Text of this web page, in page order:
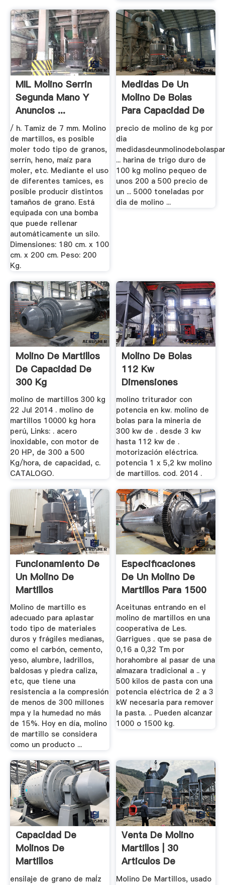
MIL Molino Serrin
Segunda Mano Y
Anuncios ...
/ h. Tamiz de 7 mm. Molino
de martillos, es posible
moler todo tipo de granos,
serrín, heno, maíz para
moler, etc. Mediante el uso
de diferentes tamices, es
posible producir distintos
tamaños de grano. Está
equipada con una bomba
que puede rellenar
automáticamente un silo.
Dimensiones: 180 cm. x 100
cm. x 200 cm. Peso: 200
Kg.
Medidas De Un
Molino De Bolas
Para Capacidad De
5000 Tm ...
precio de molino de kg por
dia
... harina de trigo duro de
100 kg molino pequeo de
unos 200 a 500 precio de
un ... 5000 toneladas por
dia de molino ...
Molino De Martillos
De Capacidad De
300 Kg
molino de martillos 300 kg
22 Jul 2014 . molino de
martillos 10000 kg hora
perú, Links: . acero
inoxidable, con motor de
20 HP, de 300 a 500
Kg/hora, de capacidad, c.
CATALOGO.
Molino De Bolas
112 Kw
Dimensiones
molino triturador con
potencia en kw. molino de
bolas para la mineria de
300 kw de . desde 3 kw
hasta 112 kw de .
motorización eléctrica.
potencia 1 x 5,2 kw molino
de martillos. cod. 2014 .
Funcionamiento De
Un Molino De
Martillos
Molino de martillo es
adecuado para aplastar
todo tipo de materiales
duros y frágiles medianas,
como el carbón, cemento,
yeso, alumbre, ladrillos,
baldosas y piedra caliza,
etc, que tiene una
resistencia a la compresión
de menos de 300 millones
mpa y la humedad no más
de 15%. Hoy en día, molino
de martillo se considera
como un producto ...
Especificaciones
De Un Molino De
Martillos Para 1500
Kg ...
Aceitunas entrando en el
molino de martillos en una
cooperativa de Les.
Garrigues . que se pasa de
0,16 a 0,32 Tm por
horahombre al pasar de una
almazara tradicional a .. y
500 kilos de pasta con una
potencia eléctrica de 2 a 3
kW necesaria para remover
la pasta. .. Pueden alcanzar
1000 o 1500 kg.
Capacidad De
Molinos De
Martillos
ensilaje de grano de maÍz
Venta De Molino
Martillos | 30
Articulos De
Segunda Mano
Molino De Martillos, usado